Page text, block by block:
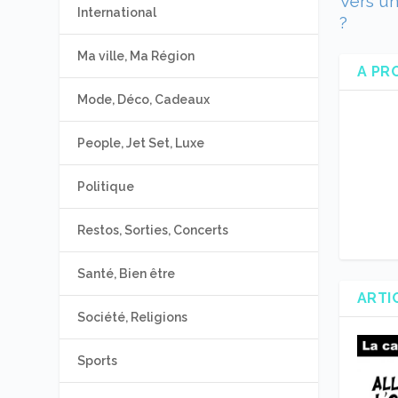
?
A
International
Ma ville, Ma Région
Mode, Déco, Cadeaux
People, Jet Set, Luxe
Politique
Restos, Sorties, Concerts
Santé, Bien être
Société, Religions
Sports